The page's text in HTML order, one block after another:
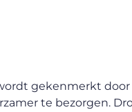
gekenmerkt
te bezorgen.